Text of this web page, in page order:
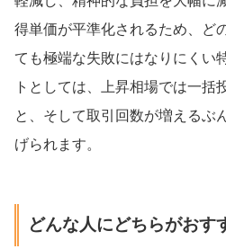
得単価が平準化されるため、ど
ても極端な失敗にはなりにくい
トとしては、上昇相場では一括
と、そして取引回数が増えるぶ
げられます。
どんな人にどちらがおす